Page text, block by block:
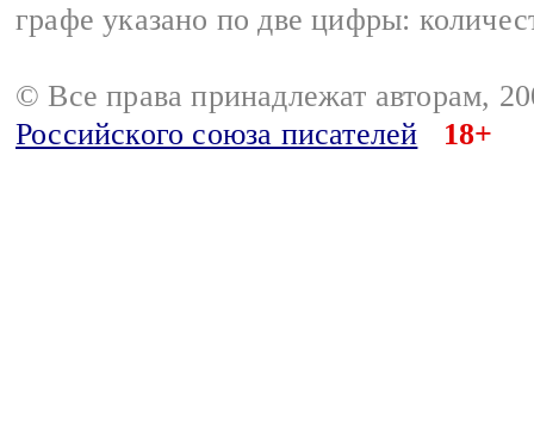
графе указано по две цифры:
© Все права принадлежат авторам,
Российского союза писателей
18+